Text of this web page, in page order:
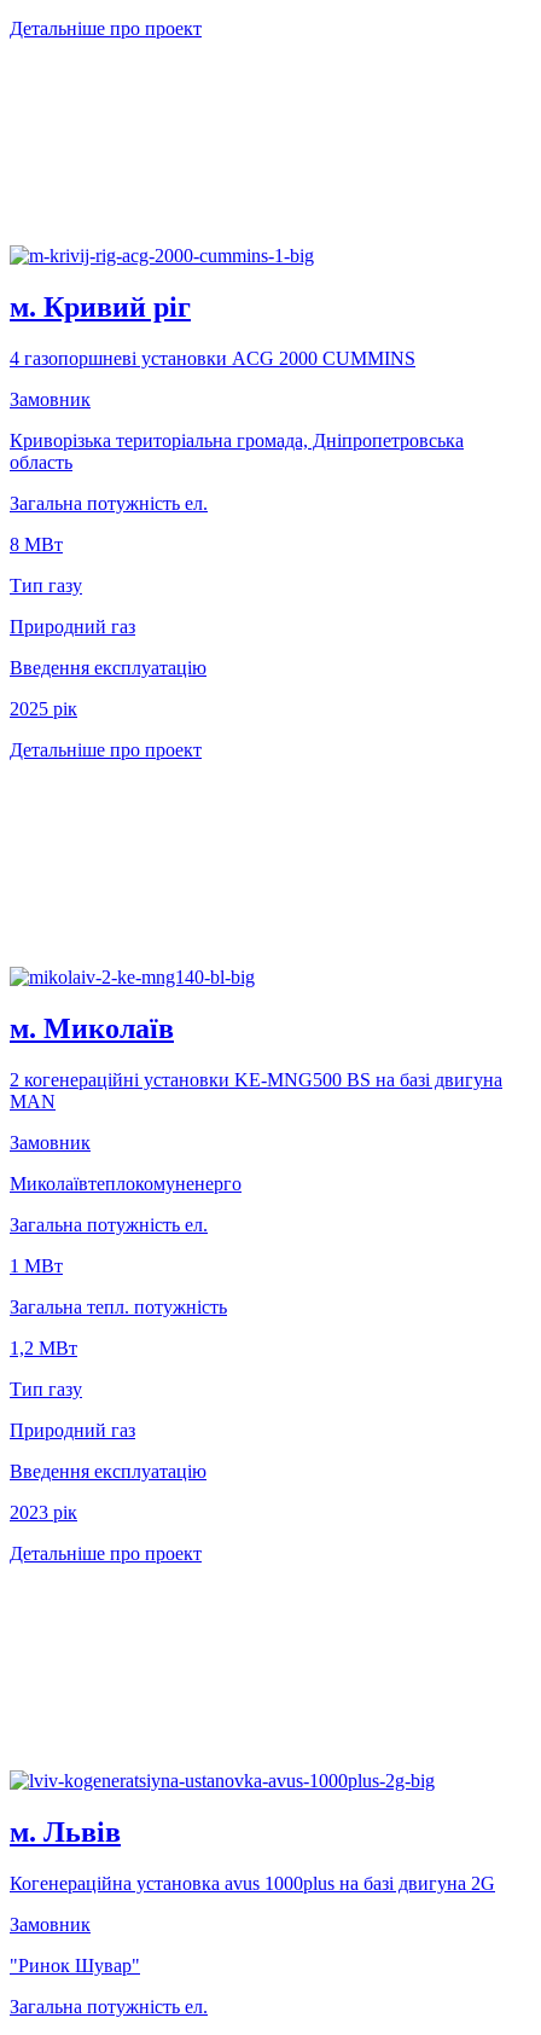
Детальніше про проект
м. Кривий рiг
4 газопоршневі установки ACG 2000 CUMMINS
Замовник
Криворізька територіальна громада, Дніпропетровська
область
Загальна потужність ел.
8 МВт
Тип газу
Природний газ
Введення експлуатацію
2025 рік
Детальніше про проект
м. Миколаїв
2 когенерацiйнi установки KE-MNG500 BS на базi двигуна
MAN
Замовник
Миколаївтеплокомуненерго
Загальна потужність ел.
1 MВт
Загальна тепл. потужність
1,2 МВт
Тип газу
Природний газ
Введення експлуатацію
2023 рiк
Детальніше про проект
м. Львів
Когенерацiйна установка avus 1000plus на базi двигуна 2G
Замовник
"Ринок Шувар"
Загальна потужність ел.